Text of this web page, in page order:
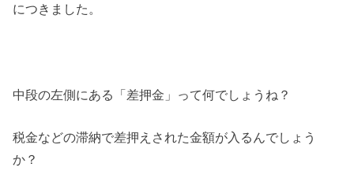
につきました。
中段の左側にある「差押金」って何でしょうね？
税金などの滞納で差押えされた金額が入るんでしょう
か？